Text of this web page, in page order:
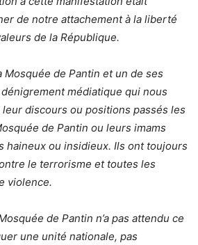
de notre attachement à la liberté
de la République.
de Pantin et un de ses
médiatique qui nous
leur discours ou positions passés les
de Pantin ou leurs imams
haineux ou insidieux. Ils ont toujours
le terrorisme et toutes les
violence.
de Pantin n’a pas attendu ce
une unité nationale, pas